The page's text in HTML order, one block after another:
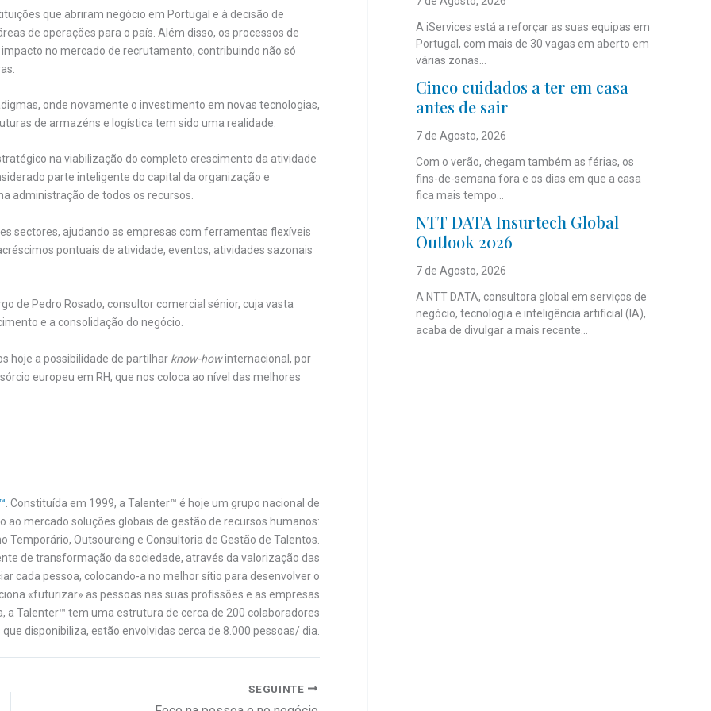
que abriram negócio em Portugal e à decisão de
de operações para o país. Além disso, os processos de
no mercado de recrutamento, contribuindo não só
onde novamente o investimento em novas tecnologias,
de armazéns e logística tem sido uma realidade.
na viabilização do completo crescimento da atividade
parte inteligente do capital da organização e
administração de todos os recursos.
sectores, ajudando as empresas com ferramentas flexíveis
pontuais de atividade, eventos, atividades sazonais
de Pedro Rosado, consultor comercial sénior, cuja vasta
e a consolidação do negócio.
hoje a possibilidade de partilhar know-howinternacional, por
europeu em RH, que nos coloca ao nível das melhores
. Constituída em 1999, a Talenter™ é hoje um grupo nacional de
mercado soluções globais de gestão de recursos humanos:
Outsourcing e Consultoria de Gestão de Talentos.
de transformação da sociedade, através da valorização das
cada pessoa, colocando-a no melhor sítio para desenvolver o
«futurizar» as pessoas nas suas profissões e as empresas
a Talenter™ tem uma estrutura de cerca de 200 colaboradores
disponibiliza, estão envolvidas cerca de 8.000 pessoas/ dia.
SEGUINTE
A iServices está a reforçar as suas equipas em
Portugal, com mais de 30 vagas em aberto em
várias zonas...
Cinco cuidados a ter em casa
antes de sair
7 de Agosto, 2026
Com o verão, chegam também as férias, os
fins-de-semana fora e os dias em que a casa
fica mais tempo...
NTT DATA Insurtech Global
Outlook 2026
7 de Agosto, 2026
A NTT DATA, consultora global em serviços de
negócio, tecnologia e inteligência artificial (IA),
acaba de divulgar a mais recente...